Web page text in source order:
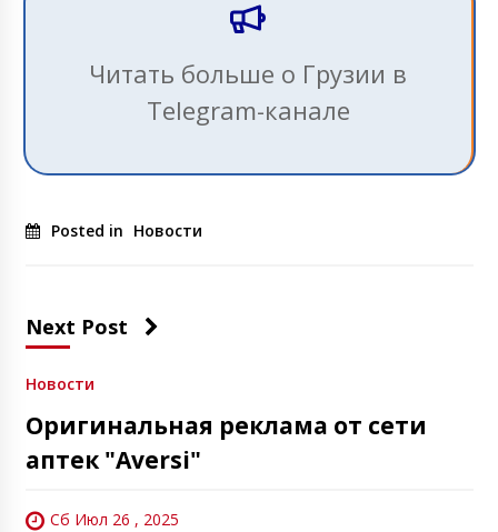
Читать больше о Грузии в
Telegram-канале
Posted in Новости
Next Post
Новости
Оригинальная реклама от сети
аптек "Aversi"
Сб Июл 26 , 2025